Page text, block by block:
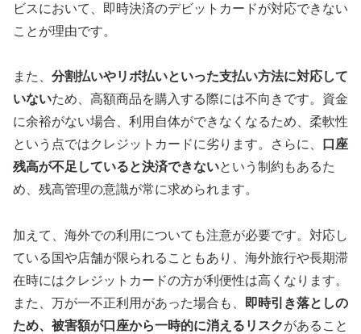
ビスにおいて、即時決済のデビットカードが対応できない
ことが理由です。
また、 分割払いやリボ払いといった支払い方法に対応して
いないため、高額商品を購入する際には不向きです。資金
に余裕がない場合、利用自体ができなくなるため、柔軟性
という点ではクレジットカードに劣ります。さらに、
口座
残高が不足していると決済できないという制約もあるた
め、残高管理の意識が常に求められます。
加えて、海外での利用についても注意が必要です。対応し
ている国や店舗が限られることもあり、海外旅行や長期滞
在時にはクレジットカードの方が利便性は高くなります。
また、万が一不正利用があった場合も、
即時引き落としの
ため、被害額が口座から一時的に消えるリスクがあること